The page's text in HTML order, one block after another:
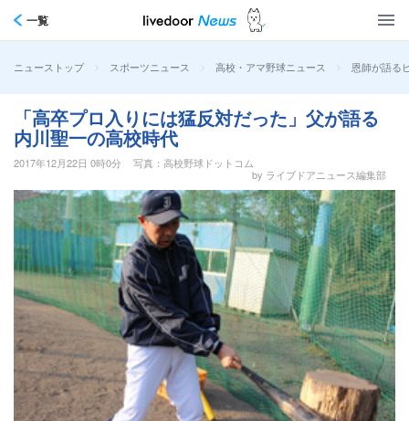
一覧
ニューストップ > スポーツニュース > 高校・アマ野球ニュース > 恩師が語る
「高卒プロ入りには猛反対だった」父が語る
内川聖一の高校時代
2017年12月22日 0時0分
写真：高校野球ドットコム
by ライブドアニュース編集部